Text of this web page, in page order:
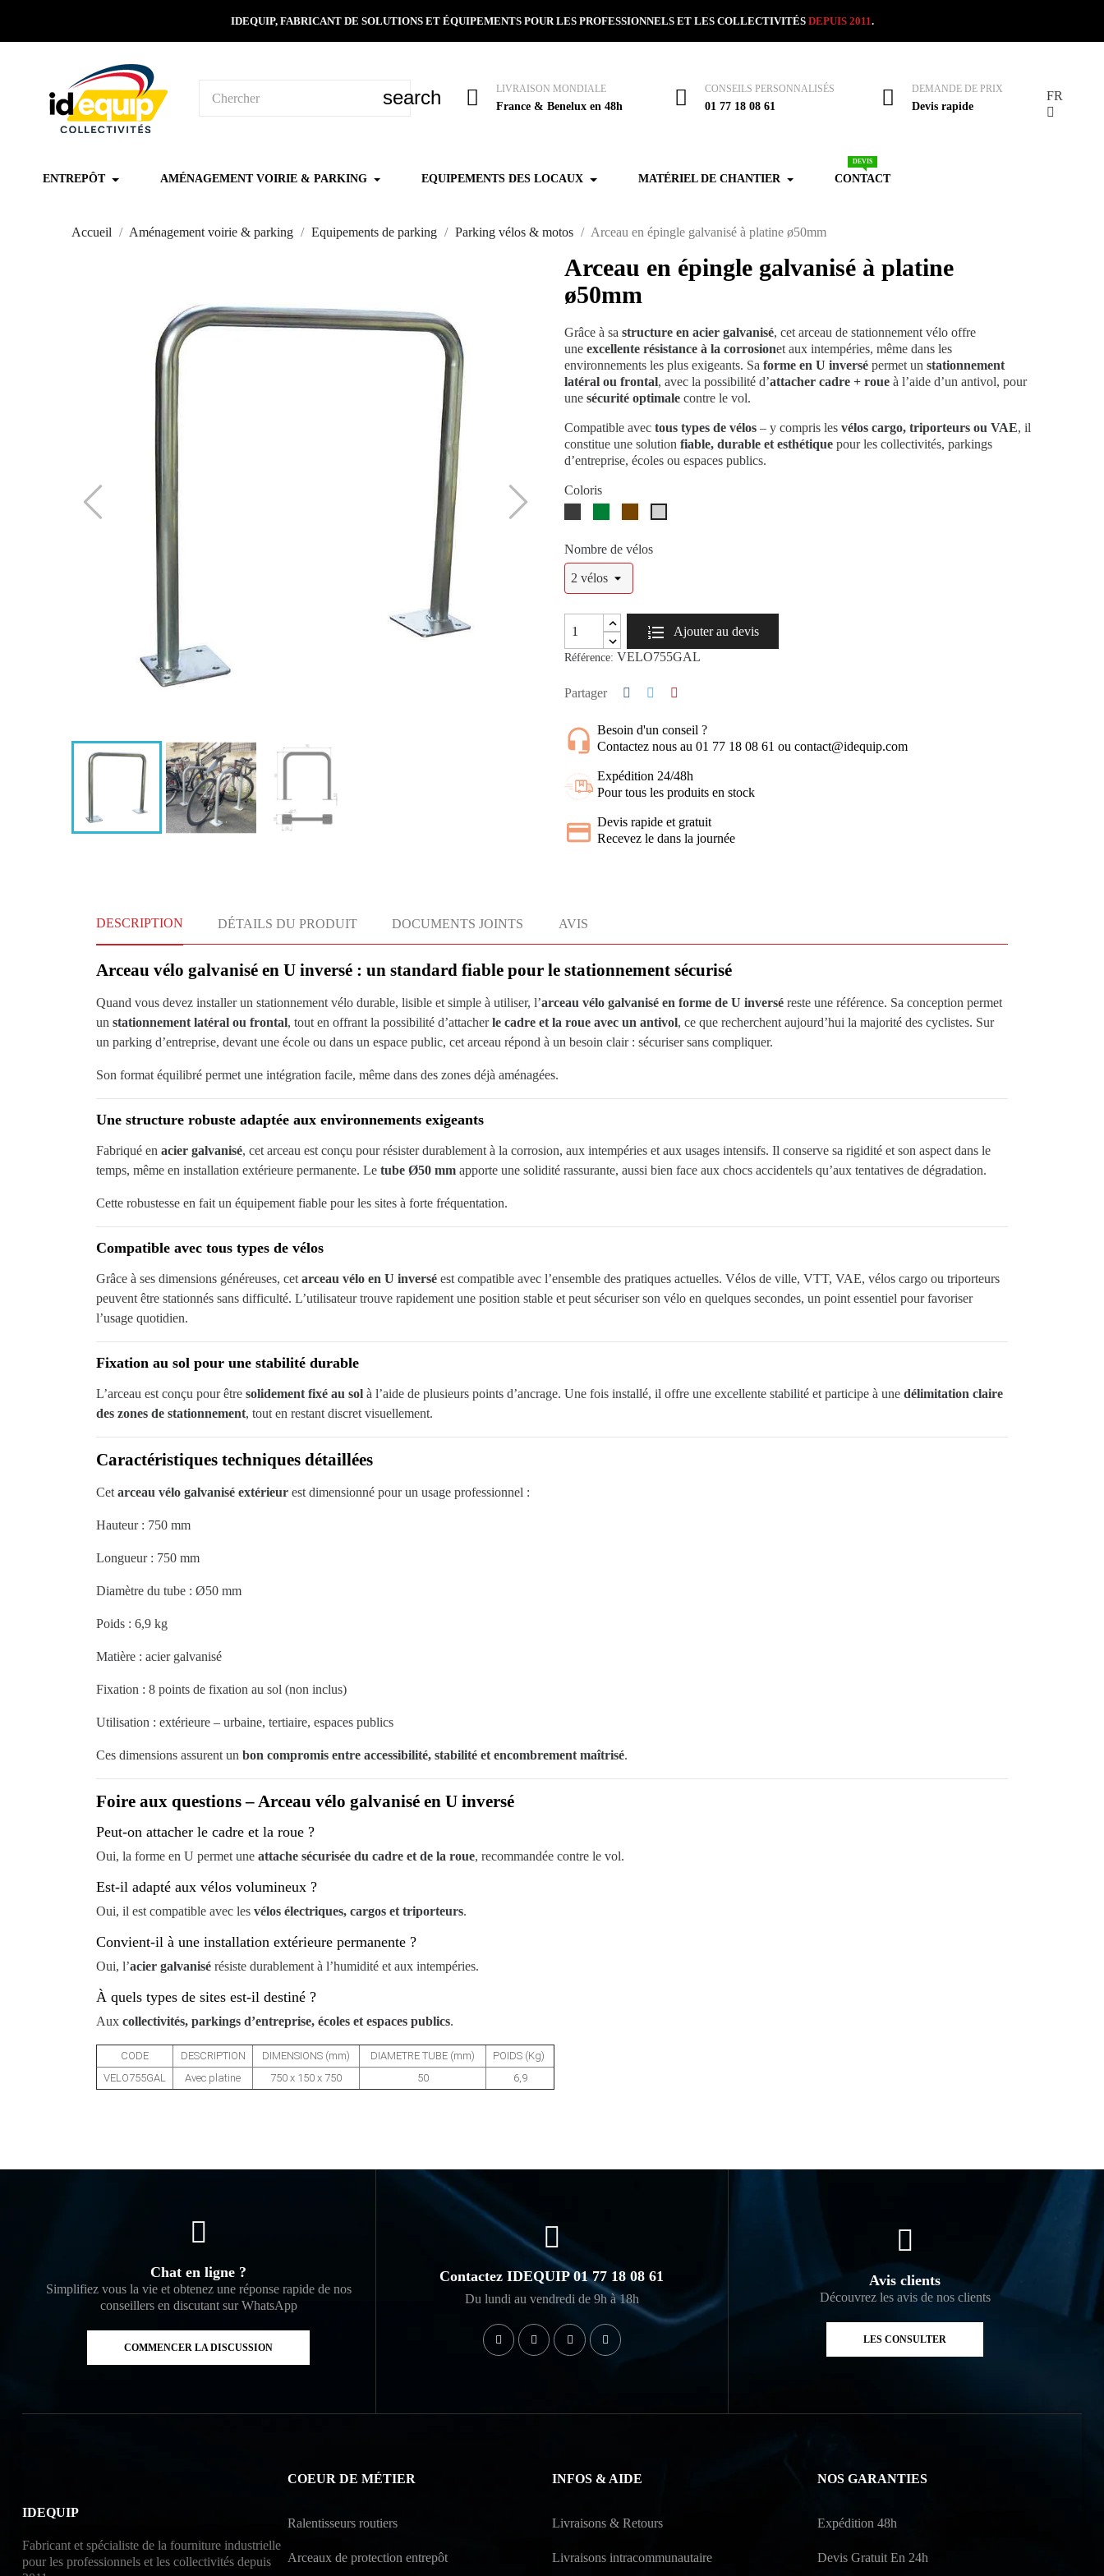
IDEQUIP, FABRICANT DE SOLUTIONS ET ÉQUIPEMENTS POUR LES PROFESSIONNELS ET LES COLLECTIVITÉS DEPUIS 2011.
search LIVRAISON MONDIALE
France & Benelux en 48h
CONSEILS PERSONNALISÉS
01 77 18 08 61
DEMANDE DE PRIX
Devis rapide
FR
ENTREPÔT AMÉNAGEMENT VOIRIE & PARKING EQUIPEMENTS DES LOCAUX MATÉRIEL DE CHANTIER CONTACT
DEVIS
Accueil Aménagement voirie & parking Equipements de parking Parking vélos & motos Arceau en épingle galvanisé à platine ø50mm
Arceau en épingle galvanisé à platine
ø50mm
Grâce à sa structure en acier galvanisé, cet arceau de stationnement vélo offre
une excellente résistance à la corrosionet aux intempéries, même dans les
environnements les plus exigeants. Sa forme en U inversé permet un stationnement
latéral ou frontal, avec la possibilité d’attacher cadre + roue à l’aide d’un antivol, pour
une sécurité optimale contre le vol.
Compatible avec tous types de vélos – y compris les vélos cargo, triporteurs ou VAE, il
constitue une solution fiable, durable et esthétique pour les collectivités, parkings
d’entreprise, écoles ou espaces publics.
Coloris
Nombre de vélos
Ajouter au devis
Référence: VELO755GAL
Partager
Besoin d'un conseil ?
Contactez nous au 01 77 18 08 61 ou contact@idequip.com
Expédition 24/48h
Pour tous les produits en stock
Devis rapide et gratuit
Recevez le dans la journée
DESCRIPTION DÉTAILS DU PRODUIT DOCUMENTS JOINTS AVIS
Arceau vélo galvanisé en U inversé : un standard fiable pour le stationnement sécurisé
Quand vous devez installer un stationnement vélo durable, lisible et simple à utiliser, l’arceau vélo galvanisé en forme de U inversé reste une référence. Sa conception permet
un stationnement latéral ou frontal, tout en offrant la possibilité d’attacherle cadre et la roue avec un antivol, ce que recherchent aujourd’hui la majorité des cyclistes. Sur
un parking d’entreprise, devant une école ou dans un espace public, cet arceau répond à un besoin clair : sécuriser sans compliquer.
Son format équilibré permet une intégration facile, même dans des zones déjà aménagées.
Une structure robuste adaptée aux environnements exigeants
Fabriqué en acier galvanisé, cet arceau est conçu pour résister durablement à la corrosion, aux intempéries et aux usages intensifs. Il conserve sa rigidité et son aspect dans le
temps, même en installation extérieure permanente. Le tube Ø50 mm apporte une solidité rassurante, aussi bien face aux chocs accidentels qu’aux tentatives de dégradation.
Cette robustesse en fait un équipement fiable pour les sites à forte fréquentation.
Compatible avec tous types de vélos
Grâce à ses dimensions généreuses, cet arceau vélo en U inversé est compatible avec l’ensemble des pratiques actuelles. Vélos de ville, VTT, VAE, vélos cargo ou triporteurs
peuvent être stationnés sans difficulté. L’utilisateur trouve rapidement une position stable et peut sécuriser son vélo en quelques secondes, un point essentiel pour favoriser
l’usage quotidien.
Fixation au sol pour une stabilité durable
L’arceau est conçu pour être solidement fixé au sol à l’aide de plusieurs points d’ancrage. Une fois installé, il offre une excellente stabilité et participe à une délimitation claire
des zones de stationnement, tout en restant discret visuellement.
Caractéristiques techniques détaillées
Cet arceau vélo galvanisé extérieur est dimensionné pour un usage professionnel :
Hauteur : 750 mm
Longueur : 750 mm
Diamètre du tube : Ø50 mm
Poids : 6,9 kg
Matière : acier galvanisé
Fixation : 8 points de fixation au sol (non inclus)
Utilisation : extérieure – urbaine, tertiaire, espaces publics
Ces dimensions assurent un bon compromis entre accessibilité, stabilité et encombrement maîtrisé.
Foire aux questions – Arceau vélo galvanisé en U inversé
Peut-on attacher le cadre et la roue ?
Oui, la forme en U permet une attache sécurisée du cadre et de la roue, recommandée contre le vol.
Est-il adapté aux vélos volumineux ?
Oui, il est compatible avec les vélos électriques, cargos et triporteurs.
Convient-il à une installation extérieure permanente ?
Oui, l’acier galvanisé résiste durablement à l’humidité et aux intempéries.
À quels types de sites est-il destiné ?
Aux collectivités, parkings d’entreprise, écoles et espaces publics.
CODE DESCRIPTION DIMENSIONS (mm) DIAMETRE TUBE (mm)
POIDS (Kg)
VELO755GAL
Avec platine 750 x 150 x 750 50 6,9
Chat en ligne ?
Simplifiez vous la vie et obtenez une réponse rapide de nos
conseillers en discutant sur WhatsApp
COMMENCER LA DISCUSSION
Contactez IDEQUIP 01 77 18 08 61
Du lundi au vendredi de 9h à 18h
Avis clients
Découvrez les avis de nos clients
LES CONSULTER
IDEQUIP
Fabricant et spécialiste de la fourniture industrielle
pour les professionnels et les collectivités depuis
COEUR DE MÉTIER
Ralentisseurs routiers
Arceaux de protection entrepôt
INFOS & AIDE
Livraisons & Retours
Livraisons intracommunautaire
NOS GARANTIES
Expédition 48h
Devis Gratuit En 24h